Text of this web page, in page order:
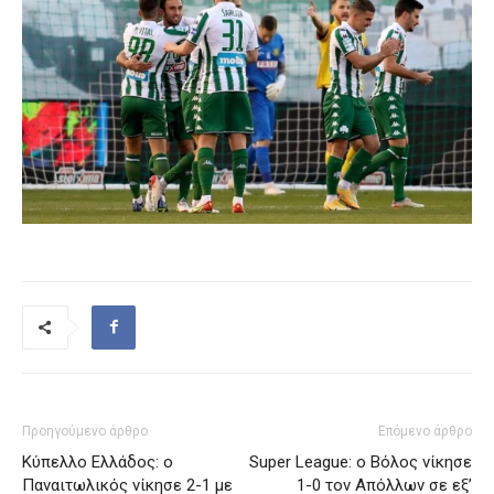
Προηγούμενο άρθρο
Κύπελλο Ελλάδος: ο
Παναιτωλικός νίκησε 2-1 με
Επόμενο άρθρο
Super League: ο Βόλος νίκησε
1-0 τον Απόλλων σε εξ’